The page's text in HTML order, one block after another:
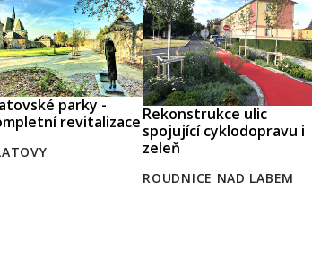
parky -
revitalizaceRekonstrukce ulic
spojující cyklodopravu i
zeleň
ROUDNICE NAD LABEM